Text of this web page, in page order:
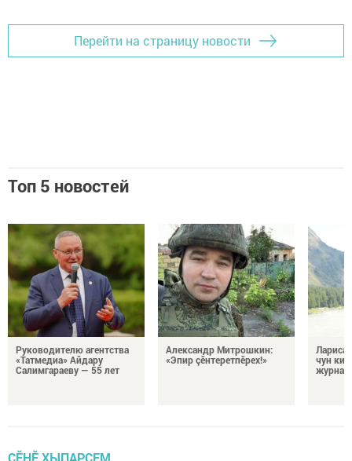
Перейти на страницу новости
Топ 5 новостей
Руководителю агентства
«Татмедиа» Айдару
Салимгараеву — 55 лет
Александр Митрошкин:
«Эпир çӗнтеретпӗрех!»
Лариса
чун
ÇӖНӖ ХЫПАРСЕМ